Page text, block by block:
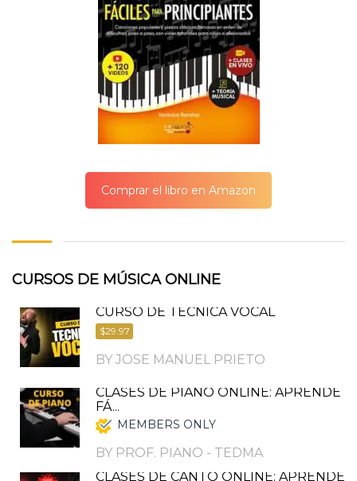
Comprar el libro en Amazon
CURSOS DE MÚSICA ONLINE
CURSO DE TÉCNICA VOCAL
$29.97
BY JOSE MANUEL PRIETO
CLASES DE PIANO ONLINE: APRENDE
FÁ...
MEMBERS ONLY
BY PROF. PIANO - TEDMA
CLASES DE CANTO ONLINE: APRENDE